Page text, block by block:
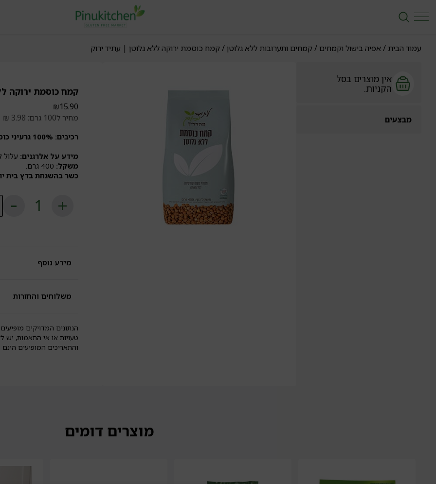
עמוד הבית /אפיה בישול וקמחים /קמחים ותערובות ללא גלוטן/ קמח כוסמת ירוקה ללא גלוטן | עתיד ירוק
אין מוצרים בסל
הקניות.
מבצעים
קמח כוסמת ירוקה
₪15.90
מחיר ל100 גרם: 3.98 ₪
רכיבים:
מידע על אלרגנים: עלול
משקל:
כשר בהשגחת בדץ בית
מידע נוסף
משלוחים והחזרות
הנתונים המדויקים
טעויות או אי התאמות, יש
והתאריכים המופיעים
מוצרים דומים